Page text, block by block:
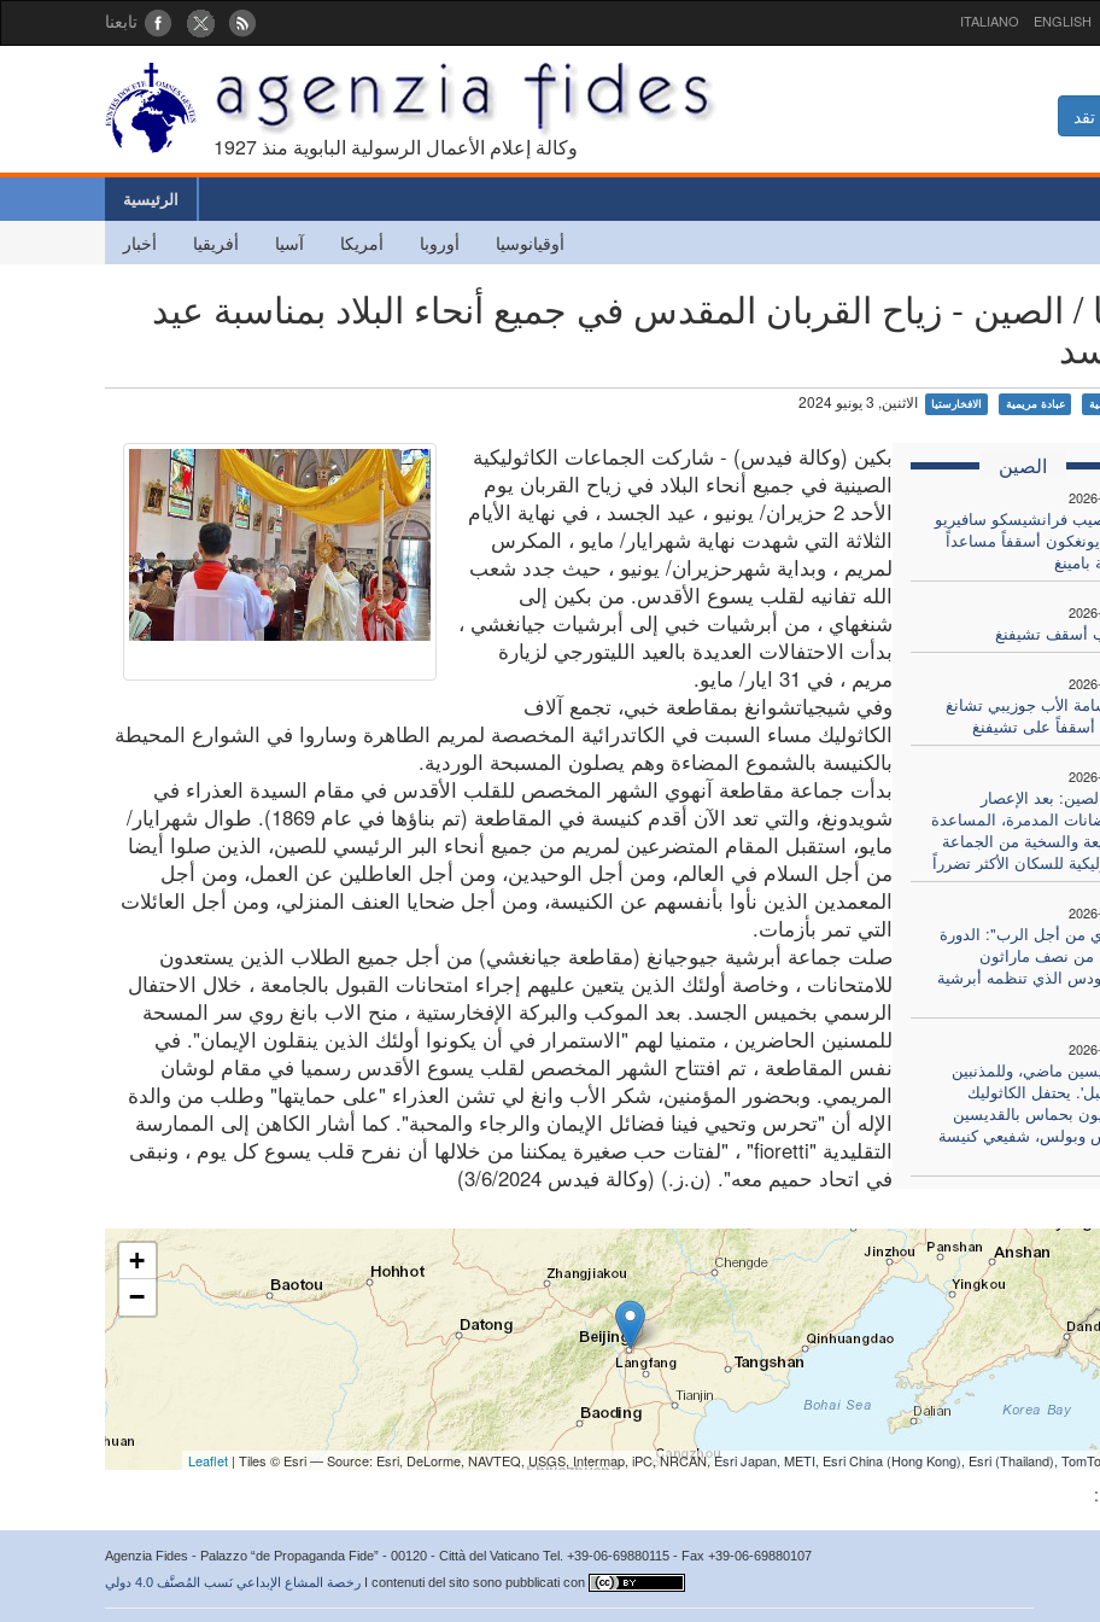
تابعنا ITALIANO ENGLISH
1927 وكالة إعلام الأعمال الرسولية البابوية منذ
تقد
الرئيسية
أخبار أفريقيا آسيا أمريكا أوروبا أوقيانوسيا
/ الصين - زياح القربان المقدس في جميع أنحاء البلاد بمناسبة عيد
الاثنين, 3 يونيو 2024 عبادة مريمية الافخارستيا
الصين
فرانشيسكو سافيريو
أسقفاً مساعداً
بامينغ
أسقف تشيفنغ
الأب جوزيبي تشانغ
أسقفاً على تشيفنغ
بعد الإعصار
المدمرة، المساعدة
والسخية من الجماعة
للسكان الأكثر تضرراً
من أجل الرب": الدورة
من نصف ماراثون
الذي تنظمه أبرشية
ماضي، وللمذنبين
يحتفل الكاثوليك
بحماس بالقديسين
وبولس، شفيعي كنيسة
بكين (وكالة فيدس) - شاركت الجماعات الكاثوليكية
الصينية في جميع أنحاء البلاد في زياح القربان يوم
الأحد 2 حزيران/ يونيو ، عيد الجسد ، في نهاية الأيام
الثلاثة التي شهدت نهاية شهرايار/ مايو ، المكرس
لمريم ، وبداية شهرحزيران/ يونيو ، حيث جدد شعب
الله تفانيه لقلب يسوع الأقدس. من بكين إلى
شنغهاي ، من أبرشيات خبي إلى أبرشيات جيانغشي ،
بدأت الاحتفالات العديدة بالعيد الليتورجي لزيارة
مريم ، في 31 ايار/ مايو.
وفي شيجياتشوانغ بمقاطعة خبي، تجمع آلاف
الكاثوليك مساء السبت في الكاتدرائية المخصصة لمريم الطاهرة وساروا في الشوارع المحيطة
بالكنيسة بالشموع المضاءة وهم يصلون المسبحة الوردية.
بدأت جماعة مقاطعة آنهوي الشهر المخصص للقلب الأقدس في مقام السيدة العذراء في
شويدونغ، والتي تعد الآن أقدم كنيسة في المقاطعة (تم بناؤها في عام 1869). طوال شهرايار/
مايو، استقبل المقام المتضرعين لمريم من جميع أنحاء البر الرئيسي للصين، الذين صلوا أيضا
من أجل السلام في العالم، ومن أجل الوحيدين، ومن أجل العاطلين عن العمل، ومن أجل
المعمدين الذين نأوا بأنفسهم عن الكنيسة، ومن أجل ضحايا العنف المنزلي، ومن أجل العائلات
التي تمر بأزمات.
صلت جماعة أبرشية جيوجيانغ (مقاطعة جيانغشي) من أجل جميع الطلاب الذين يستعدون
للامتحانات ، وخاصة أولئك الذين يتعين عليهم إجراء امتحانات القبول بالجامعة ، خلال الاحتفال
الرسمي بخميس الجسد. بعد الموكب والبركة الإفخارستية ، منح الاب بانغ روي سر المسحة
للمسنين الحاضرين ، متمنيا لهم "الاستمرار في أن يكونوا أولئك الذين ينقلون الإيمان". في
نفس المقاطعة ، تم افتتاح الشهر المخصص لقلب يسوع الأقدس رسميا في مقام لوشان
المريمي. وبحضور المؤمنين، شكر الأب وانغ لي تشن العذراء "على حمايتها" وطلب من والدة
الإله أن "تحرس وتحيي فينا فضائل الإيمان والرجاء والمحبة". كما أشار الكاهن إلى الممارسة
التقليدية "fioretti" ، "لفتات حب صغيرة يمكننا من خلالها أن نفرح قلب يسوع كل يوم ، ونبقى
في اتحاد حميم معه". (ن.ز.) (وكالة فيدس 3/6/2024)
+
−
Leaflet | Tiles © Esri — Source: Esri, DeLorme, NAVTEQ, USGS, Intermap, iPC, NRCAN, Esri Japan, METI, Esri China (Hong Kong), Esri (Thailand),
Agenzia Fides - Palazzo “de Propaganda Fide” - 00120 - Città del Vaticano Tel. +39-06-69880115 - Fax +39-06-69880107
I contenuti del sito sono pubblicati con رخصة المشاع الإبداعي نَسب المُصنَّف 4.0 دولي